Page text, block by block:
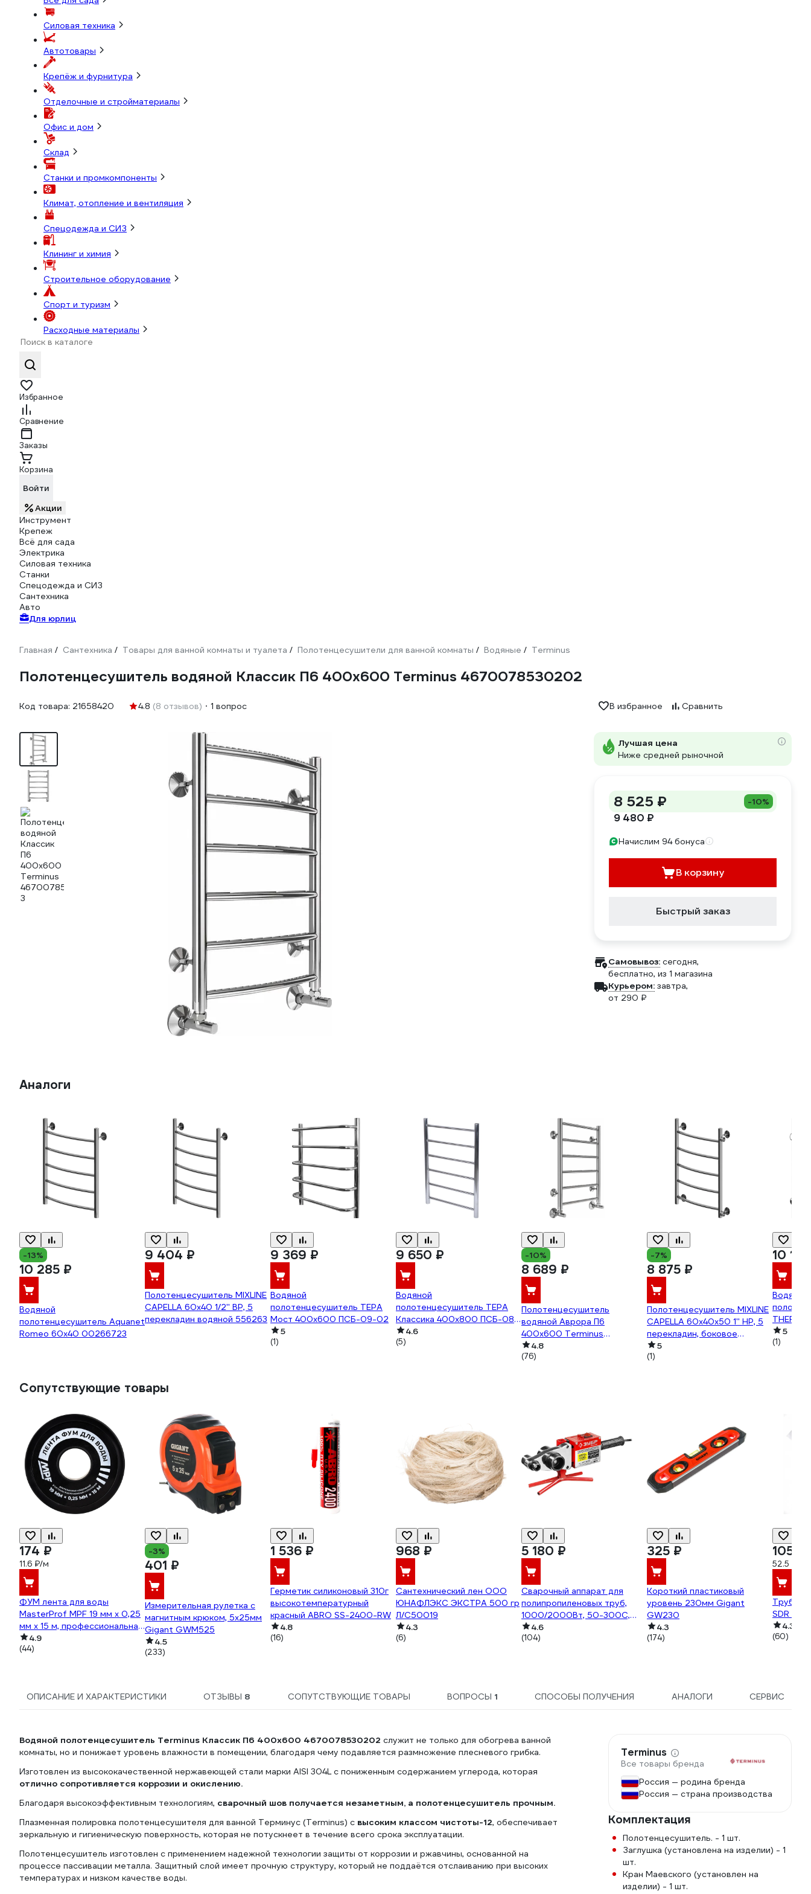
Силовая техника
Автотовары
Крепёж и фурнитура
Отделочные и стройматериалы
Офис и дом
Склад
Станки и промкомпоненты
Климат, отопление и вентиляция
Спецодежда и СИЗ
Клининг и химия
Строительное оборудование
Спорт и туризм
Расходные материалы
Избранное
Сравнение
Заказы
Корзина
Войти
Акции
Инструмент
Крепеж
Всё для сада
Электрика
Силовая техника
Станки
Спецодежда и СИЗ
Сантехника
Авто
Для юрлиц
Главная / Сантехника / Товары для ванной комнаты и туалета / Полотенцесушители для ванной комнаты / Водяные / Terminus
Полотенцесушитель водяной Классик П6 400x600 Terminus 4670078530202
Код товара: 21658420 4.8 (8 отзывов) 1 вопрос В избранное Сравнить
Лучшая цена
Ниже средней рыночной
8 525 ₽ -10%
9 480 ₽
Начислим 94 бонуса
В корзину
Быстрый заказ
Самовывоз: сегодня,
бесплатно, из 1 магазина
Курьером: завтра,
от 290 ₽
Аналоги
-13%
10 285 ₽
Водяной
полотенцесушитель Aquanet
Romeo 60x40 00266723
9 404 ₽
Полотенцесушитель MIXLINE
CAPELLA 60x40 1/2'' ВР, 5
перекладин водяной 556263
9 369 ₽
Водяной
полотенцесушитель ТЕРА
Мост 400x600 ПСБ-09-02
5
(1)
9 650 ₽
Водяной
полотенцесушитель ТЕРА
Классика 400x800 ПСБ-08-
044.6
(5)
-10%
8 689 ₽
Полотенцесушитель
водяной Аврора П6
400x600 Terminus
4670078529879
4.8
(76)
-7%
8 875 ₽
Полотенцесушитель MIXLINE
CAPELLA 60x40x50 1'' НР, 5
перекладин, боковое
подключение, водяной
556633
5
(1)
10
Водяной
5
(1)
Сопутствующие товары
174 ₽
11.6 ₽/м
ФУМ лента для воды
MasterProf MPF 19 мм x 0,25
мм x 15 м, профессиональная
ИС.131432
4.9
(44)
-3%
401 ₽
Измерительная рулетка с
магнитным крюком, 5x25мм
Gigant GWM525
4.5
(233)
1 536 ₽
Герметик силиконовый 310г
высокотемпературный
красный ABRO SS-2400-RW
4.8
(16)
968 ₽
Сантехнический лен ООО
ЮНАФЛЭКС ЭКСТРА 500 гр
Л/С50019
4.3
(6)
5 180 ₽
Сварочный аппарат для
полипропиленовых труб,
1000/2000Вт, 50-300С,
насадки 20, 25, 32, 40 , 50,
63мм, металлический кейс,
4.6
(104)
325 ₽
Короткий пластиковый
уровень 230мм Gigant
GW230
4.3
(174)
105 ₽
52.5 ₽/м
Труба
SDR 11
4.3
(60)
ОПИСАНИЕ И ХАРАКТЕРИСТИКИ ОТЗЫВЫ 8 СОПУТСТВУЮЩИЕ ТОВАРЫ ВОПРОСЫ 1 СПОСОБЫ ПОЛУЧЕНИЯ АНАЛОГИ СЕРВИС
Водяной полотенцесушитель Terminus Классик П6 400x600 4670078530202 служит не только для обогрева ванной
комнаты, но и понижает уровень влажности в помещении, благодаря чему подавляется размножение плесневого грибка.
Изготовлен из высококачественной нержавеющей стали марки AISI 304L с пониженным содержанием углерода, которая
отлично сопротивляется коррозии и окислению.
Благодаря высокоэффективным технологиям, сварочный шов получается незаметным, а полотенцесушитель прочным.
Плазменная полировка полотенцесушителя для ванной Терминус (Terminus) с высоким классом чистоты-12, обеспечивает
зеркальную и гигиеническую поверхность, которая не потускнеет в течение всего срока эксплуатации.
Полотенцесушитель изготовлен с применением надежной технологии защиты от коррозии и ржавчины, основанной на
процессе пассивации металла. Защитный слой имеет прочную структуру, который не поддаётся отслаиванию при высоких
температурах и низком качестве воды.
Terminus
Все товары бренда
Россия — родина бренда
Россия — страна производства
Комплектация
Полотенцесушитель. - 1 шт.
Заглушка (установлена на изделии) - 1
шт.
Кран Маевского (установлен на
изделии) - 1 шт.